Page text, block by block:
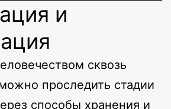
и
сквозь
проследить стадии
способы хранения и